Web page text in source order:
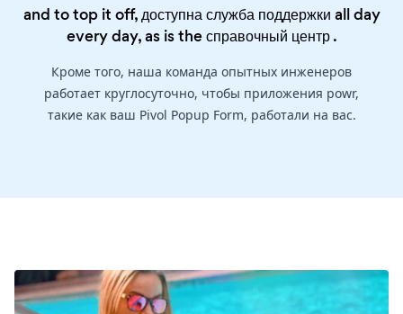
and to top it off, доступна служба поддержки all day
every day, as is theсправочный центр.
Кроме того, наша команда опытных инженеров
работает круглосуточно, чтобы приложения powr,
такие как ваш Pivol Popup Form, работали на вас.